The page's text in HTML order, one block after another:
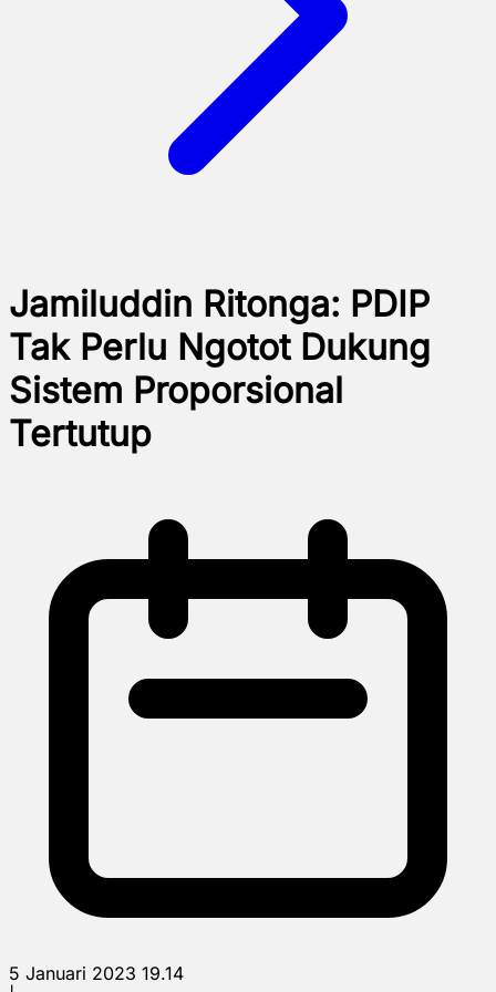
Jamiluddin Ritonga: PDIP
Tak Perlu Ngotot Dukung
Sistem Proporsional
Tertutup
5 Januari 2023 19.14